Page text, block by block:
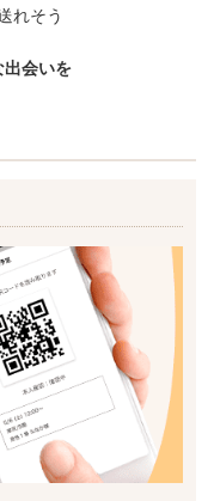
れそう
出会いを